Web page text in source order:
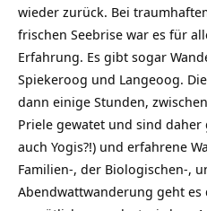
wieder zurück. Bei
frischen Seebrise war es für
Erfahrung. Es gibt sogar
Spiekeroog und Langeoog.
dann einige Stunden,
Priele gewatet und sind
auch Yogis?!) und erfahrene
Familien-, der Biologischen-,
Abendwattwanderung geht es